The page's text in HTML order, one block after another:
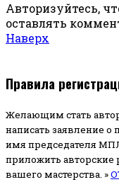
Авторизуйтесь,
оставлять
Наверх
Правила
Желающим стать
написать заявление
имя председателя
приложить
вашего мастерства. »